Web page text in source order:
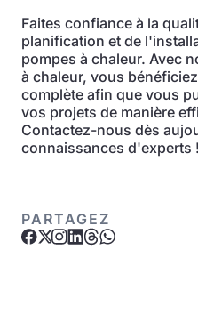
Faites confiance à la
planification et de
pompes à chaleur. Avec
à chaleur, vous
complète afin que vous
vos projets de manière
Contactez-nous dès
connaissances d'experts !
PARTAGEZ